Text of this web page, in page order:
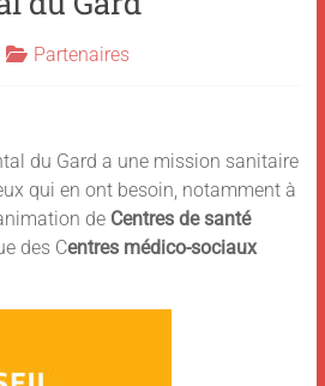
Partenaires
du Gard a une mission sanitaire
qui en ont besoin, notamment à
de Centres de santé
des Centres médico-sociaux